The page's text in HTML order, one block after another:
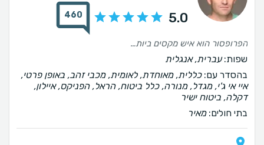
5.0
460
הפרופסור הוא איש מקסים ביותר שעשה עבודה מקצועית תוך שהוא משרה ביטחון במנותח . איש ללא מניירות מיותרות עדין ויסודי מאוד.
שפות:עברית, אנגלית
בהסדר עם:כללית, מאוחדת, לאומית, מכבי זהב, באופן פרטי,
איי אי ג'י, מגדל, מנורה, כלל ביטוח, הראל, הפניקס, איילון,
דקלה, ביטוח ישיר
בתי חולים:מאיר